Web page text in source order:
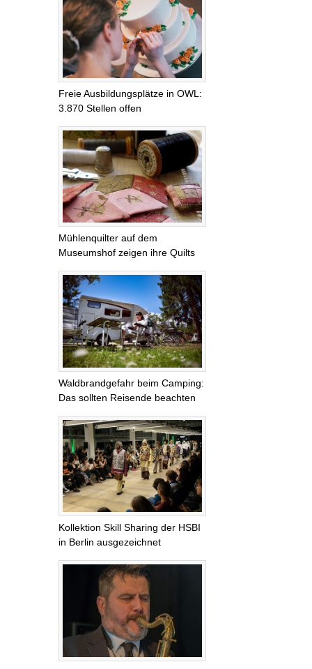
Freie Ausbildungsplätze in OWL:
3.870 Stellen offen
Mühlenquilter auf dem
Museumshof zeigen ihre Quilts
Waldbrandgefahr beim Camping:
Das sollten Reisende beachten
Kollektion Skill Sharing der HSBI
in Berlin ausgezeichnet